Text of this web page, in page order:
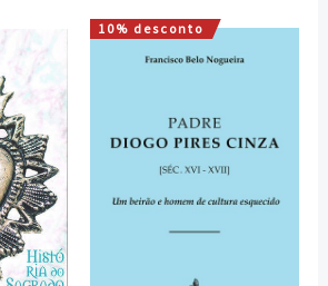
€.
10% desconto
O
preço
10,00 €.
O
preço
9,00 €.